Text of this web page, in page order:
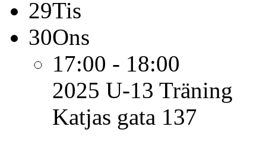
29Tis
30Ons
17:00 - 18:00
2025 U-13 Träning
Katjas gata 137